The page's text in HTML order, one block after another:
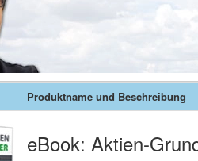
Produktname und Beschreibung
eBook: Aktien-